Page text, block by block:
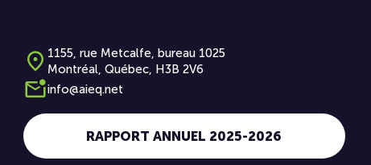
facebook
icon-linkedin
link icon-vimeo
1155, rue Metcalfe, bureau 1025
Montréal, Québec, H3B 2V6
info@aieq.net
RAPPORT ANNUEL 2025-2026